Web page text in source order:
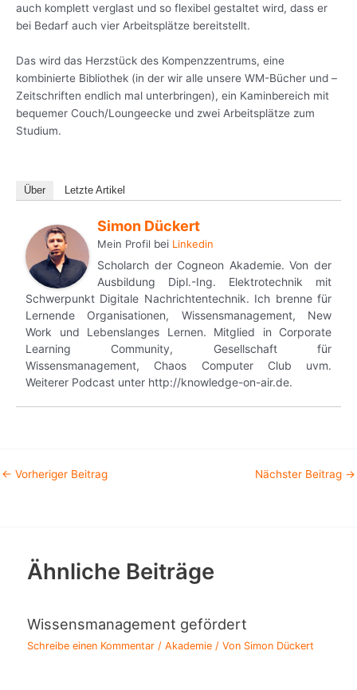
auch komplett verglast und so flexibel gestaltet wird, dass er
bei Bedarf auch vier Arbeitsplätze bereitstellt.
Das wird das Herzstück des Kompenzzentrums, eine
kombinierte Bibliothek (in der wir alle unsere WM-Bücher und –
Zeitschriften endlich mal unterbringen), ein Kaminbereich mit
bequemer Couch/Loungeecke und zwei Arbeitsplätze zum
Studium.
Über Letzte Artikel
Simon Dückert
Mein Profil bei Linkedin
Scholarch der Cogneon Akademie. Von der
Ausbildung Dipl.-Ing. Elektrotechnik mit
Schwerpunkt Digitale Nachrichtentechnik. Ich brenne für
Lernende Organisationen, Wissensmanagement, New
Work und Lebenslanges Lernen. Mitglied in Corporate
Learning Community, Gesellschaft für
Wissensmanagement, Chaos Computer Club uvm.
Weiterer Podcast unter http://knowledge-on-air.de.
← Vorheriger Beitrag Nächster Beitrag →
Ähnliche Beiträge
Wissensmanagement gefördert
Schreibe einen Kommentar /Akademie / Von Simon Dückert